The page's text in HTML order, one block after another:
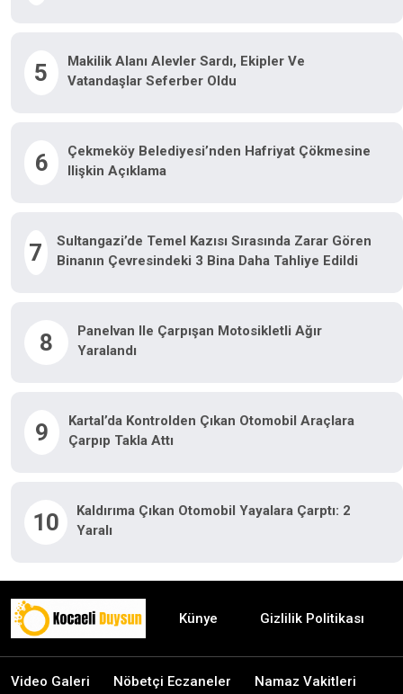
5
Makilik Alanı Alevler Sardı, Ekipler Ve
Vatandaşlar Seferber Oldu
6
Çekmeköy Belediyesi’nden Hafriyat Çökmesine
Ilişkin Açıklama
7
Sultangazi’de Temel Kazısı Sırasında Zarar Gören
Binanın Çevresindeki 3 Bina Daha Tahliye Edildi
8
Panelvan Ile Çarpışan Motosikletli Ağır
Yaralandı
9
Kartal’da Kontrolden Çıkan Otomobil Araçlara
Çarpıp Takla Attı
10
Kaldırıma Çıkan Otomobil Yayalara Çarptı: 2
Yaralı
Künye Gizlilik Politikası
Video Galeri Nöbetçi Eczaneler Namaz Vakitleri